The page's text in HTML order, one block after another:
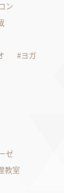
ン
ヨガ
ゼ
教室